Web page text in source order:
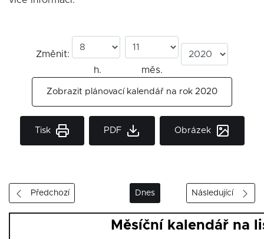
Změnit:
h.
měs.
Zobrazit plánovací kalendář na rok 2020
Tisk PDF Obrázek
Předchozí Dnes Následující
Měsíční kalendář na